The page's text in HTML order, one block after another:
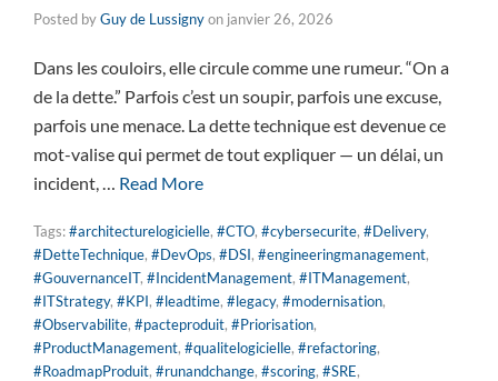
Posted byGuy de Lussignyon janvier 26, 2026
Dans les couloirs, elle circule comme une rumeur. “On a
de la dette.” Parfois c’est un soupir, parfois une excuse,
parfois une menace. La dette technique est devenue ce
mot-valise qui permet de tout expliquer — un délai, un
incident, … Read More
Tags:#architecturelogicielle, #CTO, #cybersecurite, #Delivery,
#DetteTechnique, #DevOps, #DSI, #engineeringmanagement,
#GouvernanceIT, #IncidentManagement, #ITManagement,
#ITStrategy, #KPI, #leadtime, #legacy, #modernisation,
#Observabilite, #pacteproduit, #Priorisation,
#ProductManagement, #qualitelogicielle, #refactoring,
#RoadmapProduit, #runandchange, #scoring, #SRE,